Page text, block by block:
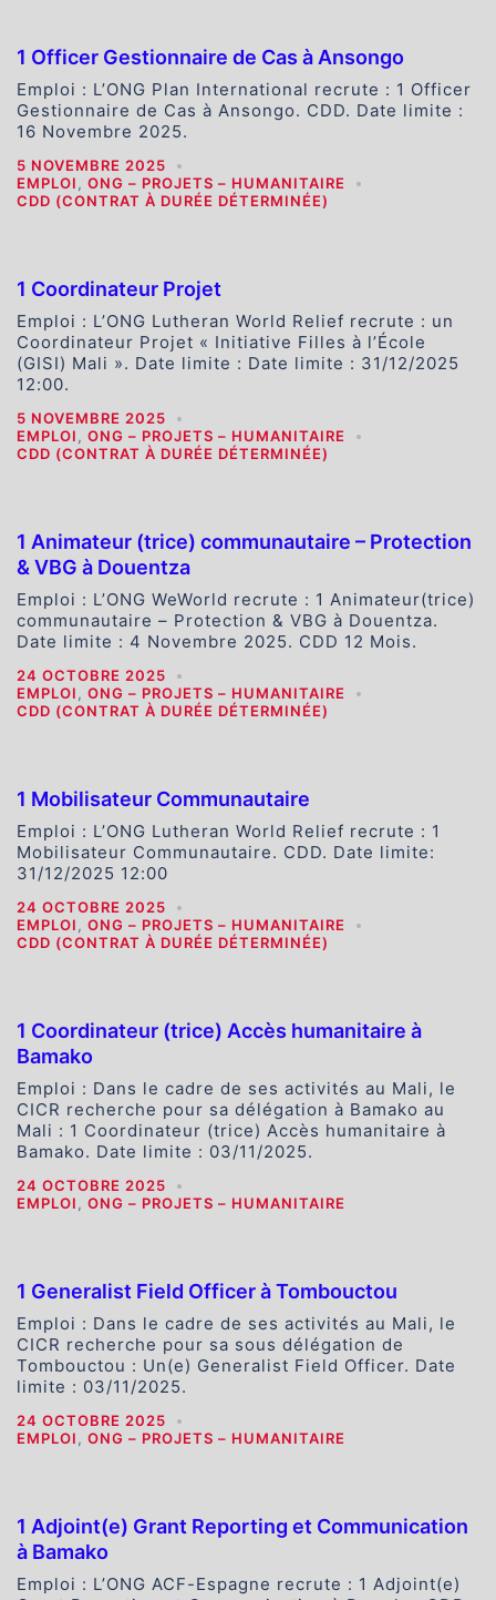
1 Officer Gestionnaire de Cas à Ansongo
Emploi : L’ONG Plan International recrute : 1 Officer
Gestionnaire de Cas à Ansongo. CDD. Date limite :
16 Novembre 2025.
5 NOVEMBRE 2025
EMPLOI , ONG – PROJETS – HUMANITAIRE
CDD (CONTRAT À DURÉE DÉTERMINÉE)
1 Coordinateur Projet
Emploi : L’ONG Lutheran World Relief recrute : un
Coordinateur Projet « Initiative Filles à l’École
(GISI) Mali ». Date limite : Date limite : 31/12/2025
12:00.
5 NOVEMBRE 2025
EMPLOI , ONG – PROJETS – HUMANITAIRE
CDD (CONTRAT À DURÉE DÉTERMINÉE)
1 Animateur (trice) communautaire – Protection
& VBG à Douentza
Emploi : L’ONG WeWorld recrute : 1 Animateur(trice)
communautaire – Protection & VBG à Douentza.
Date limite : 4 Novembre 2025. CDD 12 Mois.
24 OCTOBRE 2025
EMPLOI , ONG – PROJETS – HUMANITAIRE
CDD (CONTRAT À DURÉE DÉTERMINÉE)
1 Mobilisateur Communautaire
Emploi : L’ONG Lutheran World Relief recrute : 1
Mobilisateur Communautaire. CDD. Date limite:
31/12/2025 12:00
24 OCTOBRE 2025
EMPLOI , ONG – PROJETS – HUMANITAIRE
CDD (CONTRAT À DURÉE DÉTERMINÉE)
1 Coordinateur (trice) Accès humanitaire à
Bamako
Emploi : Dans le cadre de ses activités au Mali, le
CICR recherche pour sa délégation à Bamako au
Mali : 1 Coordinateur (trice) Accès humanitaire à
Bamako. Date limite : 03/11/2025.
24 OCTOBRE 2025
EMPLOI , ONG – PROJETS – HUMANITAIRE
1 Generalist Field Officer à Tombouctou
Emploi : Dans le cadre de ses activités au Mali, le
CICR recherche pour sa sous délégation de
Tombouctou : Un(e) Generalist Field Officer. Date
limite : 03/11/2025.
24 OCTOBRE 2025
EMPLOI , ONG – PROJETS – HUMANITAIRE
1 Adjoint(e) Grant Reporting et Communication
à Bamako
Emploi : L’ONG ACF-Espagne recrute : 1 Adjoint(e)